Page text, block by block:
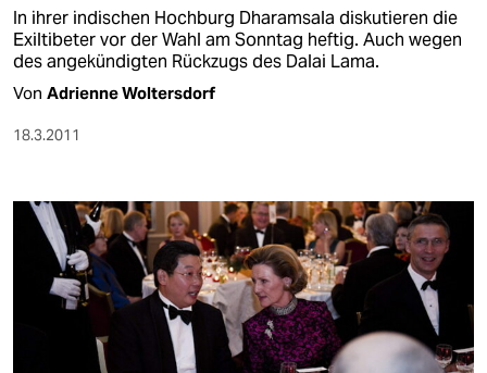
wahrheit
verlag
verlag
shop
fragen & hilfe
unterstützen
In ihrer indischen Hochburg Dharamsala diskutieren die
Exiltibeter vor der Wahl am Sonntag heftig. Auch wegen
des angekündigten Rückzugs des Dalai Lama.
Von Adrienne Woltersdorf
18.3.2011